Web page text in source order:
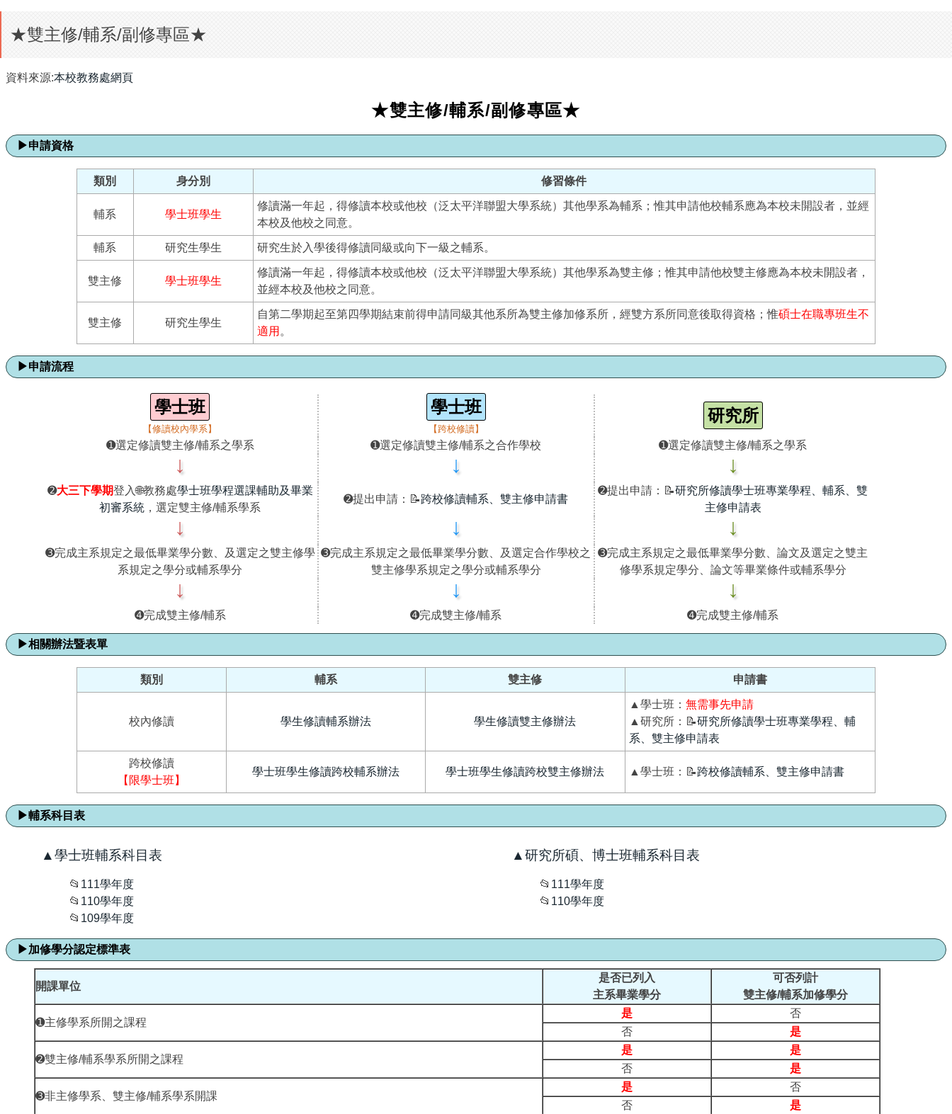
★雙主修/輔系/副修專區★
資料來源:本校教務處網頁
★雙主修/輔系/副修專區★
▶申請資格
類別 身分別 修習條件
輔系 學士班學生
修讀滿一年起，得修讀本校或他校（泛太平洋聯盟大學系統）其他學系為輔系；惟其申請他校輔系應為本校未開設者，並經
本校及他校之同意。
輔系 研究生學生 研究生於入學後得修讀同級或向下一級之輔系。
雙主修 學士班學生
修讀滿一年起，得修讀本校或他校（泛太平洋聯盟大學系統）其他學系為雙主修；惟其申請他校雙主修應為本校未開設者，
並經本校及他校之同意。
雙主修 研究生學生
自第二學期起至第四學期結束前得申請同級其他系所為雙主修加修系所，經雙方系所同意後取得資格；惟碩士在職專班生不
適用 。
▶申請流程
學士班
【修讀校內學系】
學士班
【跨校修讀】
研究所
➊選定修讀雙主修/輔系之學系 ➊選定修讀雙主修/輔系之合作學校 ➊選定修讀雙主修/輔系之學系
↓ ↓ ↓
➋大三下學期登入🌐教務處學士班學程選課輔助及畢業
初審系統 ，選定雙主修/輔系學系
➋提出申請：📝跨校修讀輔系、雙主修申請書
➋提出申請：📝研究所修讀學士班專業學程、輔系、雙
主修申請表
↓ ↓ ↓
➌完成主系規定之最低畢業學分數、及選定之雙主修學
系規定之學分或輔系學分
➌完成主系規定之最低畢業學分數、及選定合作學校之
雙主修學系規定之學分或輔系學分
➌完成主系規定之最低畢業學分數、論文及選定之雙主
修學系規定學分、論文等畢業條件或輔系學分
↓ ↓ ↓
➍完成雙主修/輔系 ➍完成雙主修/輔系 ➍完成雙主修/輔系
▶相關辦法暨表單
類別 輔系 雙主修 申請書
校內修讀 學生修讀輔系辦法 學生修讀雙主修辦法
▲學士班： 無需事先申請
▲研究所：📝研究所修讀學士班專業學程、輔
系、雙主修申請表
跨校修讀
【限學士班】
學士班學生修讀跨校輔系辦法 學士班學生修讀跨校雙主修辦法 ▲學士班：📝跨校修讀輔系、雙主修申請書
▶輔系科目表
▲學士班輔系科目表
📂 111學年度
📂 110學年度
📂 109學年度
▲研究所碩、博士班輔系科目表
📂 111學年度
📂 110學年度
▶加修學分認定標準表
開課單位
是否已列入
主系畢業學分
可否列計
雙主修/輔系加修學分
➊主修學系所開之課程
是
否
否
是
➋雙主修/輔系學系所開之課程
是
是
否
是
➌非主修學系、雙主修/輔系學系開課
是
否
否
是